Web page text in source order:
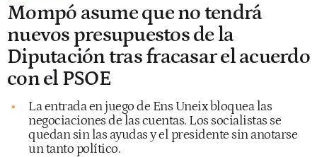
Mompó asume que no tendrá
nuevos presupuestos de la
Diputación tras fracasar el acuerdo
con el PSOE
La entrada en juego de Ens Uneix bloquea las
negociaciones de las cuentas. Los socialistas se
quedan sin las ayudas y el presidente sin anotarse
un tanto político.